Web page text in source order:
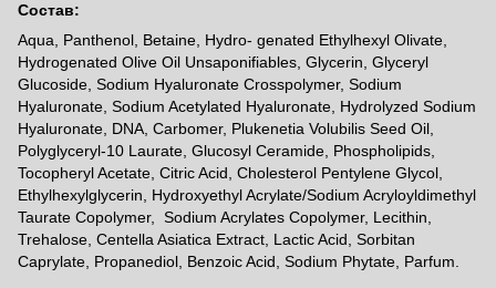
Состав:
Aqua, Panthenol, Betaine, Hydro- genated Ethylhexyl Olivate,
Hydrogenated Olive Oil Unsaponifiables, Glycerin, Glyceryl
Glucoside, Sodium Hyaluronate Crosspolymer, Sodium
Hyaluronate, Sodium Acetylated Hyaluronate, Hydrolyzed Sodium
Hyaluronate, DNA, Carbomer, Plukenetia Volubilis Seed Oil,
Polyglyceryl-10 Laurate, Glucosyl Ceramide, Phospholipids,
Tocopheryl Acetate, Citric Acid, Cholesterol Pentylene Glycol,
Ethylhexylglycerin, Hydroxyethyl Acrylate/Sodium Acryloyldimethyl
Taurate Copolymer, Sodium Acrylates Copolymer, Lecithin,
Trehalose, Centella Asiatica Extract, Lactic Acid, Sorbitan
Caprylate, Propanediol, Benzoic Acid, Sodium Phytate, Parfum.